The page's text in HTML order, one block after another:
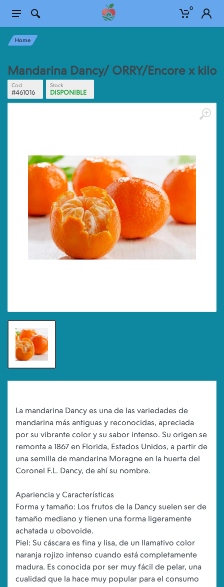
0
Home
Mandarina Dancy/ ORRY/Encore x kilo
Cod
#461016
Stock
DISPONIBLE
La mandarina Dancy es una de las variedades de
mandarina más antiguas y reconocidas, apreciada
por su vibrante color y su sabor intenso. Su origen se
remonta a 1867 en Florida, Estados Unidos, a partir de
una semilla de mandarina Moragne en la huerta del
Coronel F.L. Dancy, de ahí su nombre.
Apariencia y Características
Forma y tamaño: Los frutos de la Dancy suelen ser de
tamaño mediano y tienen una forma ligeramente
achatada u obovoide.
Piel: Su cáscara es fina y lisa, de un llamativo color
naranja rojizo intenso cuando está completamente
madura. Es conocida por ser muy fácil de pelar, una
cualidad que la hace muy popular para el consumo